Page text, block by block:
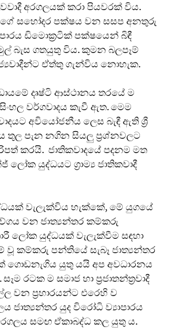
අරගලයක් කරා පියවරක් විය.
සහෝදර පක්ෂය වන සසප අනතුරු
ඩිමොක්‍රටික් පක්ෂයෙන් බිඳී
බැස ගතයුතු විය. කුමන බලපෑම්
ඒත්තු ගැන්විය නොහැක.
දෘෂ්ටි ආස්ථානය තරයේ ම
වර්ගවාදය කැවී ඇත. මෙම
අවියෝජනීය ලෙස බැඳී ඇති ශ්‍රී
තුල පැන නගින සියලු ප්‍රශ්නවලට
කරයි. ජාතිකවාදයේ පදනම මත
යුද්ධයට ග්‍රාම්‍ය ජාතිකවාදී
වැලැක්විය හැක්කේ, මේ යුගයේ
වන ජාත්‍යන්තර කම්කරු
ලෝක යුද්ධයක් වැලැක්වීම සඳහා
වූ කම්කරු පන්තියේ සැබෑ ජාත්‍යන්තර
ගොඩනැගිය යුතු යයි අප අවධාරනය
රටක ම සමාජ හා ප්‍රජාතන්ත්‍රවාදී
වන ප්‍රහාරයන්ට එරෙහි ව
යුද විරෝධි ව්‍යාපාරය
සමඟ ඒකාබද්ධ කල යුතු ය.